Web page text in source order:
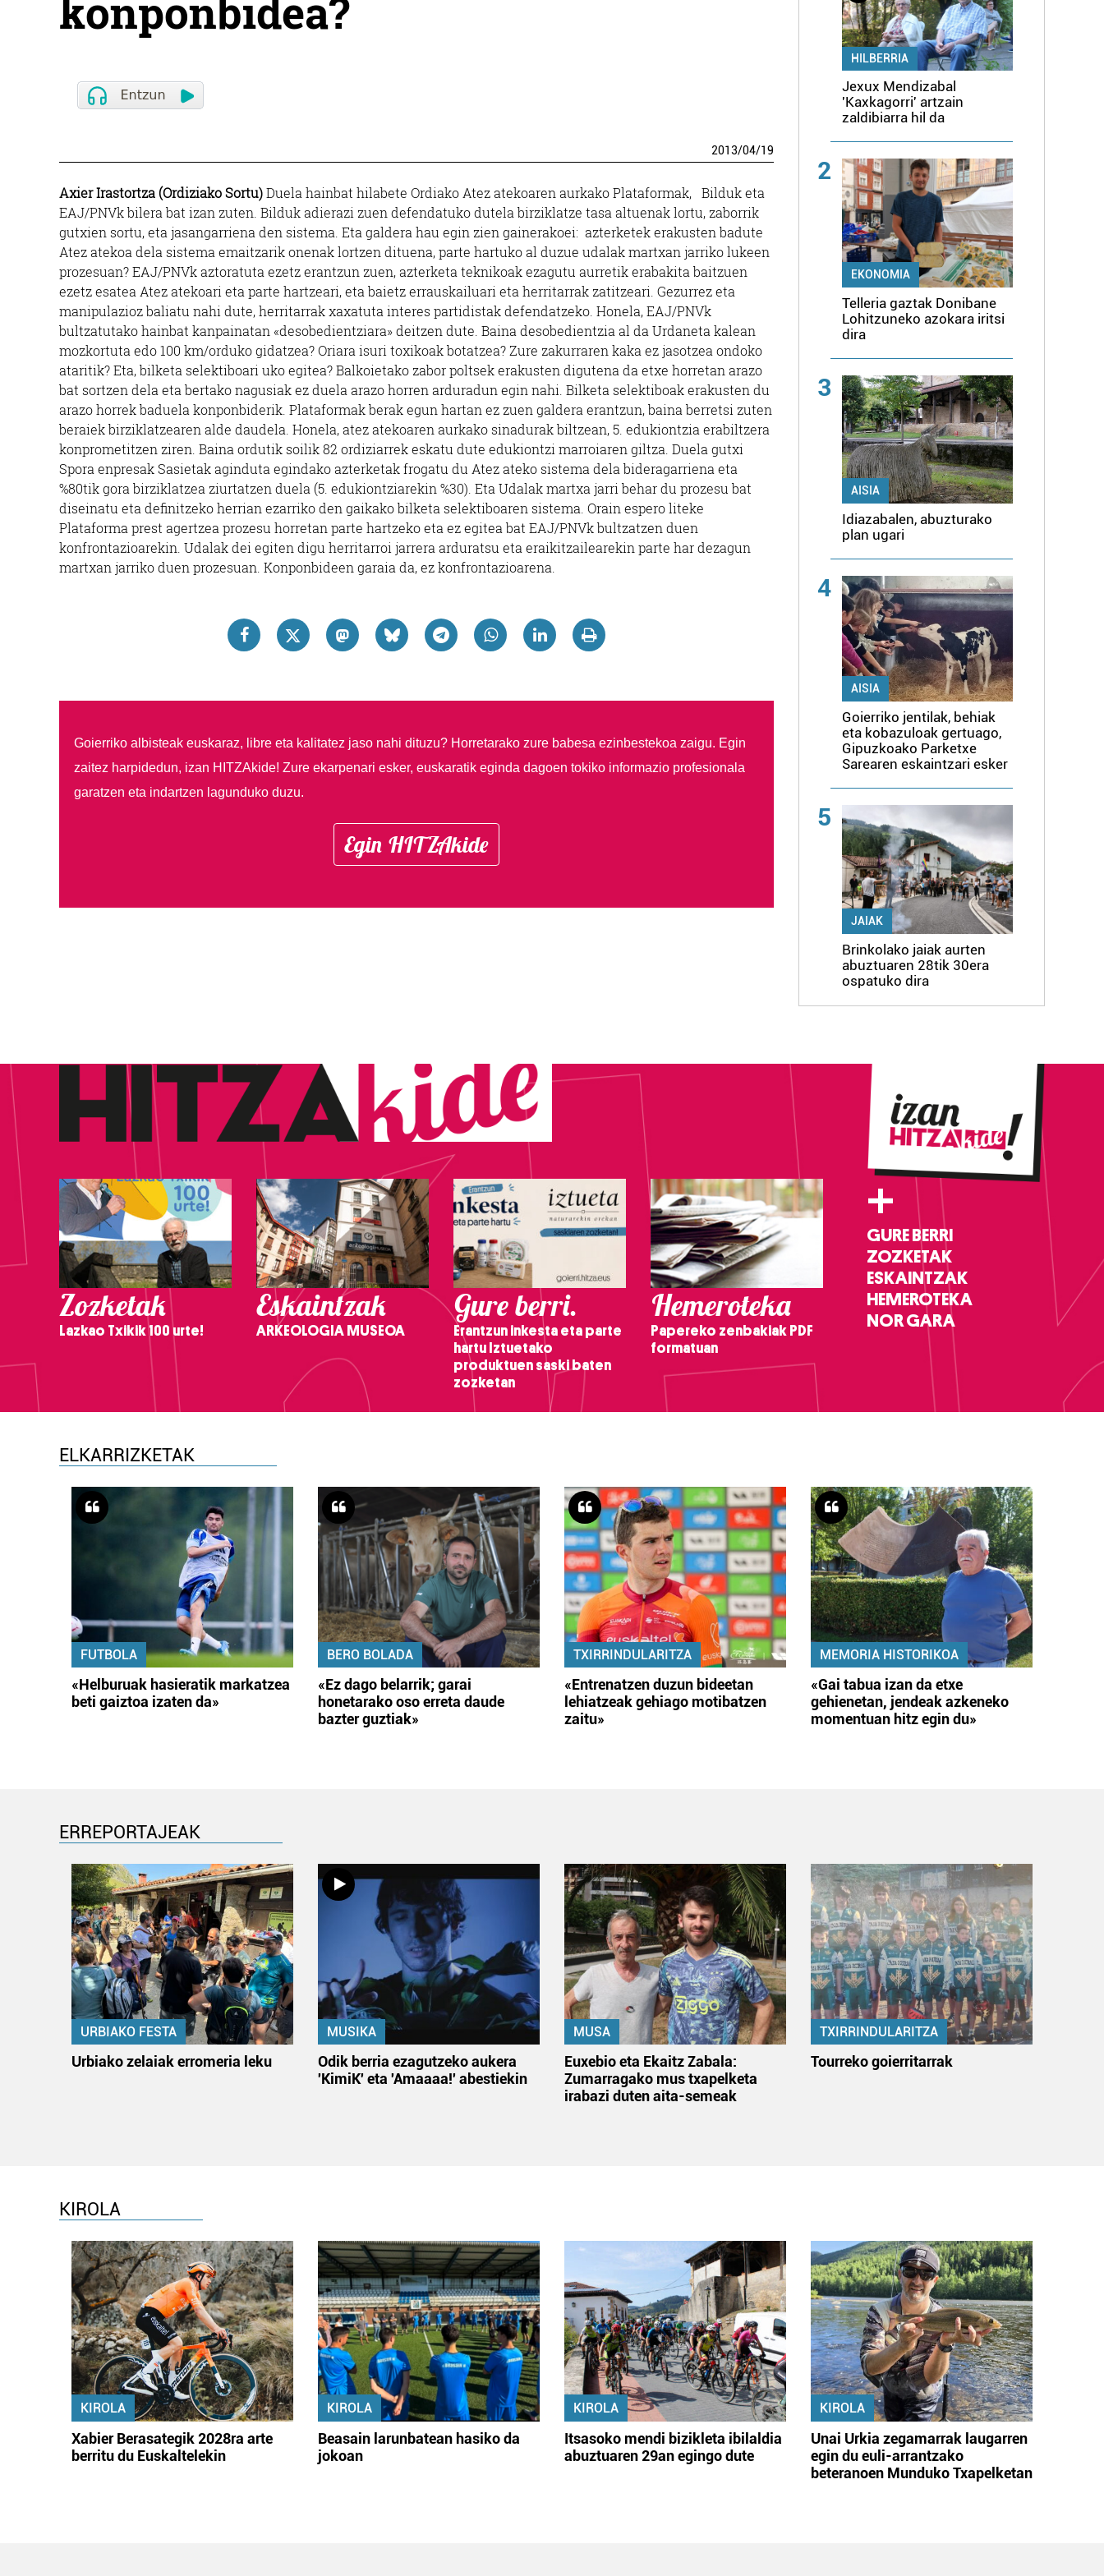
konponbidea?
2013/04/19
Axier Irastortza (Ordiziako Sortu)Duela hainbat hilabete Ordiako Atez atekoaren aurkako Plataformak, Bilduk eta
EAJ/PNVk bilera bat izan zuten. Bilduk adierazi zuen defendatuko dutela birziklatze tasa altuenak lortu, zaborrik
gutxien sortu, eta jasangarriena den sistema. Eta galdera hau egin zien gainerakoei: azterketek erakusten badute
Atez atekoa dela sistema emaitzarik onenak lortzen dituena, parte hartuko al duzue udalak martxan jarriko lukeen
prozesuan? EAJ/PNVk aztoratuta ezetz erantzun zuen, azterketa teknikoak ezagutu aurretik erabakita baitzuen
ezetz esatea Atez atekoari eta parte hartzeari, eta baietz errauskailuari eta herritarrak zatitzeari. Gezurrez eta
manipulazioz baliatu nahi dute, herritarrak xaxatuta interes partidistak defendatzeko. Honela, EAJ/PNVk
bultzatutako hainbat kanpainatan «desobedientziara» deitzen dute. Baina desobedientzia al da Urdaneta kalean
mozkortuta edo 100 km/orduko gidatzea? Oriara isuri toxikoak botatzea? Zure zakurraren kaka ez jasotzea ondoko
ataritik? Eta, bilketa selektiboari uko egitea? Balkoietako zabor poltsek erakusten digutena da etxe horretan arazo
bat sortzen dela eta bertako nagusiak ez duela arazo horren arduradun egin nahi. Bilketa selektiboak erakusten du
arazo horrek baduela konponbiderik. Plataformak berak egun hartan ez zuen galdera erantzun, baina berretsi zuten
beraiek birziklatzearen alde daudela. Honela, atez atekoaren aurkako sinadurak biltzean, 5. edukiontzia erabiltzera
konprometitzen ziren. Baina ordutik soilik 82 ordiziarrek eskatu dute edukiontzi marroiaren giltza. Duela gutxi
Spora enpresak Sasietak aginduta egindako azterketak frogatu du Atez ateko sistema dela bideragarriena eta
%80tik gora birziklatzea ziurtatzen duela (5. edukiontziarekin %30). Eta Udalak martxa jarri behar du prozesu bat
diseinatu eta definitzeko herrian ezarriko den gaikako bilketa selektiboaren sistema. Orain espero liteke
Plataforma prest agertzea prozesu horretan parte hartzeko eta ez egitea bat EAJ/PNVk bultzatzen duen
konfrontazioarekin. Udalak dei egiten digu herritarroi jarrera arduratsu eta eraikitzailearekin parte har dezagun
martxan jarriko duen prozesuan. Konponbideen garaia da, ez konfrontazioarena.
Goierriko albisteak euskaraz, libre eta kalitatez jaso nahi dituzu? Horretarako zure babesa ezinbestekoa zaigu. Egin
zaitez harpidedun, izan HITZAkide! Zure ekarpenari esker, euskaratik eginda dagoen tokiko informazio profesionala
garatzen eta indartzen lagunduko duzu.
Egin HITZAkide
HILBERRIA
Jexux Mendizabal
'Kaxkagorri' artzain
zaldibiarra hil da
2
EKONOMIA
Telleria gaztak Donibane
Lohitzuneko azokara iritsi
dira
3
AISIA
Idiazabalen, abuzturako
plan ugari
4
AISIA
Goierriko jentilak, behiak
eta kobazuloak gertuago,
Gipuzkoako Parketxe
Sarearen eskaintzari esker
5
JAIAK
Brinkolako jaiak aurten
abuztuaren 28tik 30era
ospatuko dira
Zozketak
Lazkao Txikik 100 urte!
Eskaintzak
ARKEOLOGIA MUSEOA
Gure berri.
Erantzun inkesta eta parte
hartu Iztuetako
produktuen saski baten
zozketan
Hemeroteka
Papereko zenbakiak PDF
formatuan
+
GURE BERRI
ZOZKETAK
ESKAINTZAK
HEMEROTEKA
NOR GARA
ELKARRIZKETAK
FUTBOLA
«Helburuak hasieratik markatzea
beti gaiztoa izaten da»
BERO BOLADA
«Ez dago belarrik; garai
honetarako oso erreta daude
bazter guztiak»
TXIRRINDULARITZA
«Entrenatzen duzun bideetan
lehiatzeak gehiago motibatzen
zaitu»
MEMORIA HISTORIKOA
«Gai tabua izan da etxe
gehienetan, jendeak azkeneko
momentuan hitz egin du»
ERREPORTAJEAK
URBIAKO FESTA
Urbiako zelaiak erromeria leku
MUSIKA
Odik berria ezagutzeko aukera
'KimiK' eta 'Amaaaa!' abestiekin
MUSA
Euxebio eta Ekaitz Zabala:
Zumarragako mus txapelketa
irabazi duten aita-semeak
TXIRRINDULARITZA
Tourreko goierritarrak
KIROLA
KIROLA
Xabier Berasategik 2028ra arte
berritu du Euskaltelekin
KIROLA
Beasain larunbatean hasiko da
jokoan
KIROLA
Itsasoko mendi bizikleta ibilaldia
abuztuaren 29an egingo dute
KIROLA
Unai Urkia zegamarrak laugarren
egin du euli-arrantzako
beteranoen Munduko Txapelketan